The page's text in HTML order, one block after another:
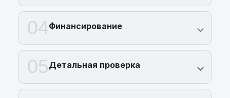
04Финансирование
05Детальная проверка